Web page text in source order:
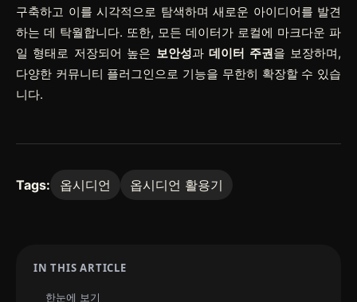
구축하고 이를 시각적으로 탐색하며 새로운 아이디어를 발견
하는 데 탁월합니다. 또한, 모든 데이터가 로컬에 마크다운 파
일 형태로 저장되어 높은 보안성과데이터 주권을 보장하며,
다양한 커뮤니티 플러그인으로 기능을 무한히 확장할 수 있습
니다.
Tags: 옵시디언 옵시디언 활용기
IN THIS ARTICLE
한눈에 보기